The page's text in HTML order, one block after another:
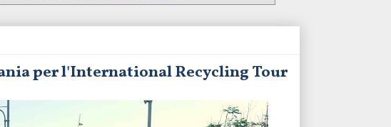
per l'International Recycling Tour